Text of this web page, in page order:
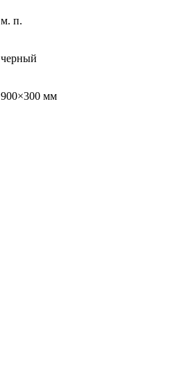
м. п.
черный
900×300 мм